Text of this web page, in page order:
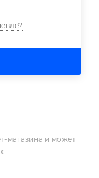
магазина и может